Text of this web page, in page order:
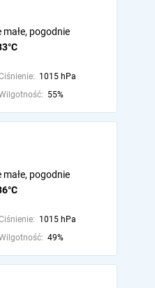
pogodnie
1015 hPa
55%
pogodnie
1015 hPa
49%